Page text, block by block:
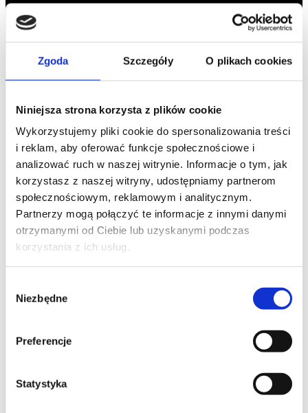
Zgoda Szczegóły O plikach cookies
Niniejsza strona korzysta z plików cookie
Wykorzystujemy pliki cookie do spersonalizowania treści
i reklam, aby oferować funkcje społecznościowe i
analizować ruch w naszej witrynie. Informacje o tym, jak
korzystasz z naszej witryny, udostępniamy partnerom
społecznościowym, reklamowym i analitycznym.
Partnerzy mogą połączyć te informacje z innymi danymi
otrzymanymi od Ciebie lub uzyskanymi podczas
korzystania z ich usług.
zgody
Niezbędne
Preferencje
Statystyka
Szpilka
Profil tiktok Czerwona Szpilka
Profil youtube Czerwona
Szpilka
Kontakt
kontakt@czerwonaszpilka.pl